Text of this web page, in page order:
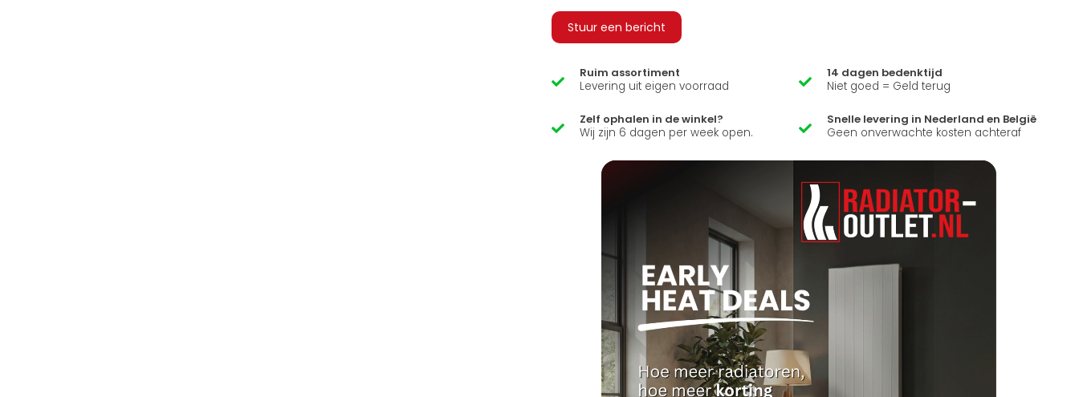
Stuur een bericht
Ruim assortiment
Levering uit eigen voorraad
14 dagen bedenktijd
Niet goed = Geld terug
Zelf ophalen in de winkel?
Wij zijn 6 dagen per week open.
Snelle levering in Nederland en België
Geen onverwachte kosten achteraf